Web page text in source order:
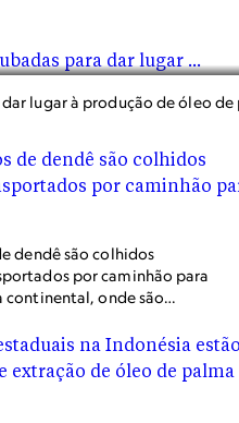
lugar à produção de óleo de
dendê são colhidos
por caminhão para
continental, onde são
para dar espaço
palma. Quando essas
o carbono que elas
tecidos é liberado na